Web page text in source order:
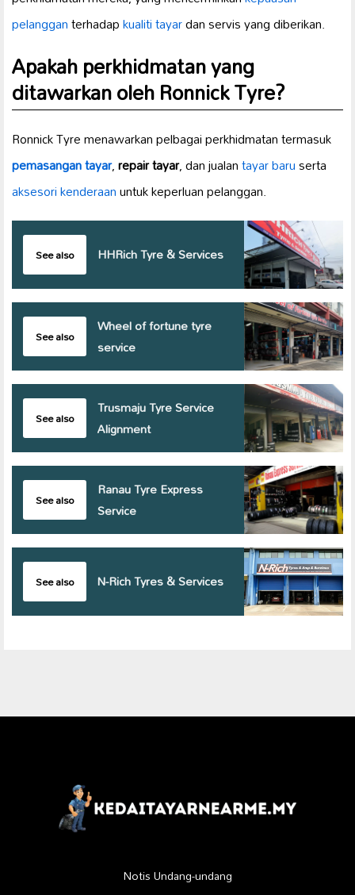
pelangganterhadapkualiti tayardan servis yang diberikan.
Apakah perkhidmatan yang
ditawarkan oleh Ronnick Tyre?
Ronnick Tyre menawarkan pelbagai perkhidmatan termasuk
pemasangan tayar,repair tayar, dan jualantayar baruserta
aksesori kenderaanuntuk keperluan pelanggan.
See also HHRich Tyre & Services
See also
Wheel of fortune tyre
service
See also
Trusmaju Tyre Service
Alignment
See also
Ranau Tyre Express
Service
See also N-Rich Tyres & Services
Notis Undang-undang